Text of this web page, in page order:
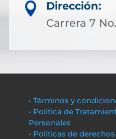

Dirección:
Carrera 7 No.
• Términos y
• Política de
Personales
• Políticas de